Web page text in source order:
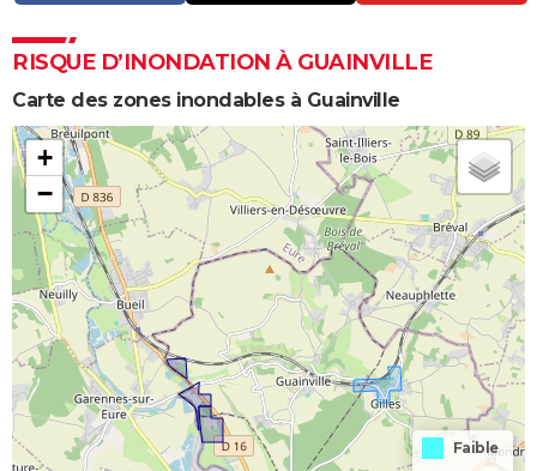
Bricolage
Lifestyle
Culture
Sport
Auto
Television
Voyage
Cinema
RISQUE D’INONDATION À GUAINVILLE
Carte des zones inondables à Guainville
+
−
Faible